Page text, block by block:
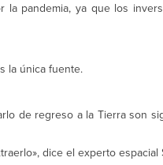
la pandemia, ya que los
la única fuente.
de regreso a la Tierra son
dice el experto espacial